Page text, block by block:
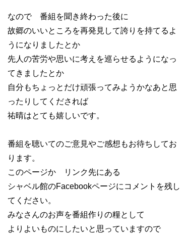
なので 番組を聞き終わった後に
故郷のいいところを再発見して誇りを持てるよ
うになりましたとか
先人の苦労や思いに考えを巡らせるようになっ
てきましたとか
自分もちょっとだけ頑張ってみようかなあと思
ったりしてくだされば
祐晴はとても嬉しいです。
番組を聴いてのご意見やご感想もお待ちしてお
ります。
このページか リンク先にある
シャベル館のFacebookページにコメントを残し
てください。
みなさんのお声を番組作りの糧として
よりよいものにしたいと思っていますので